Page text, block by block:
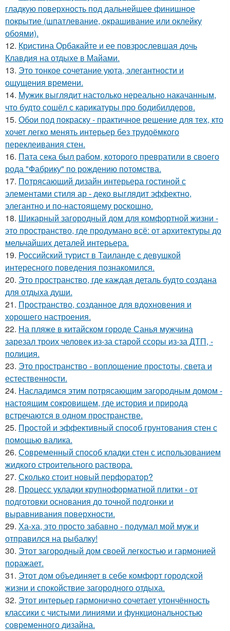
гладкую поверхность под дальнейшее финишное
покрытие (шпатлевание, окрашивание или оклейку
обоями).
12. Кристина Орбакайте и ее повзрослевшая дочь
Клавдия на отдыхе в Майами.
13. Это тонкое сочетание уюта, элегантности и
ощущения времени.
14. Мужик выглядит настолько нереально накачанным,
что будто сошёл с карикатуры про бодибилдеров.
15. Обои под покраску - практичное решение для тех, кто
хочет легко менять интерьер без трудоёмкого
переклеивания стен.
16. Пата сека был рабом, которого превратили в своего
рода "Фабрику" по рождению потомства.
17. Потрясающий дизайн интерьера гостиной с
элементами стиля ар - деко выглядит эффектно,
элегантно и по-настоящему роскошно.
18. Шикарный загородный дом для комфортной жизни -
это пространство, где продумано всё: от архитектуры до
мельчайших деталей интерьера.
19. Российский турист в Таиланде с девушкой
интересного поведения познакомился.
20. Это пространство, где каждая деталь будто создана
для отдыха души.
21. Пространство, созданное для вдохновения и
хорошего настроения.
22. На пляже в китайском городе Санья мужчина
зарезал троих человек из-за старой ссоры из-за ДТП, -
полиция.
23. Это пространство - воплощение простоты, света и
естественности.
24. Насладимся этим потрясающим загородным домом -
настоящим сокровищем, где история и природа
встречаются в одном пространстве.
25. Простой и эффективный способ грунтования стен с
помощью валика.
26. Современный способ кладки стен с использованием
жидкого строительного раствора.
27. Сколько стоит новый перфоратор?
28. Процесс укладки крупноформатной плитки - от
подготовки основания до точной подгонки и
выравнивания поверхности.
29. Ха-ха, это просто забавно - подумал мой муж и
отправился на рыбалку!
30. Этот загородный дом своей легкостью и гармонией
поражает.
31. Этот дом объединяет в себе комфорт городской
жизни и спокойствие загородного отдыха.
32. Этот интерьер гармонично сочетает утончённость
классики с чистыми линиями и функциональностью
современного дизайна.